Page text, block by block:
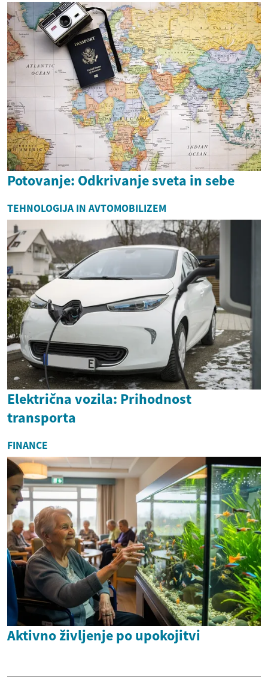
Potovanje: Odkrivanje sveta in sebe
TEHNOLOGIJA IN AVTOMOBILIZEM
Električna vozila: Prihodnost
transporta
FINANCE
Aktivno življenje po upokojitvi